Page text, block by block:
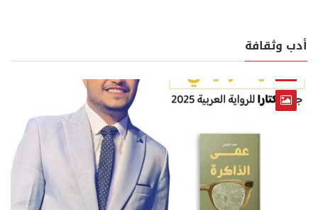
أدب وثقافة